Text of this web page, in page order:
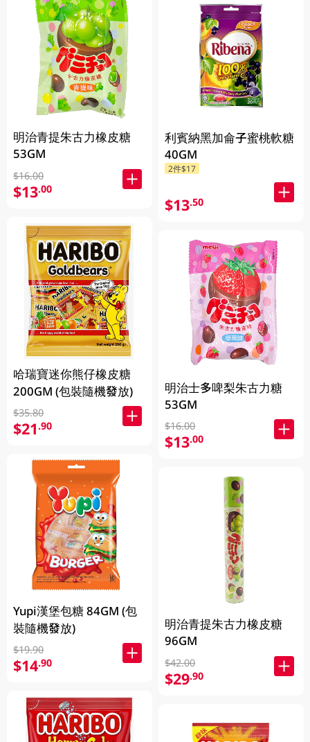
明治青提朱古力橡皮糖
53GM
$16.00
$13.00
哈瑞寶迷你熊仔橡皮糖
200GM (包裝隨機發放)
$35.80
$21.90
Yupi漢堡包糖 84GM (包
裝隨機發放)
$19.90
$14.90
利賓納黑加侖子蜜桃軟糖
40GM
2件$17
$13.50
明治士多啤梨朱古力糖
53GM
$16.00
$13.00
明治青提朱古力橡皮糖
96GM
$42.00
$29.90